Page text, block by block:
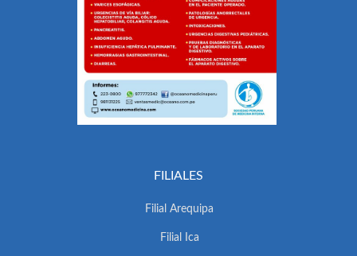
FILIALES
Filial Arequipa
Filial Ica